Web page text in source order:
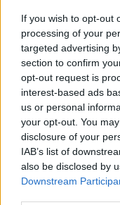
If you wish to opt-out
processing of your
targeted advertising
section to confirm
opt-out request is
interest-based ads
us or personal
your opt-out. You
disclosure of your
IAB’s list of
also be disclosed by
Downstream